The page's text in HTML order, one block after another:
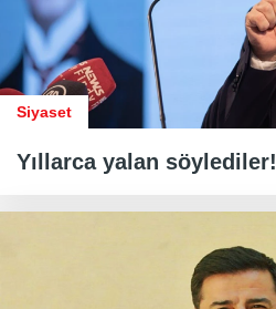
Siyaset
Yıllarca yalan söylediler!